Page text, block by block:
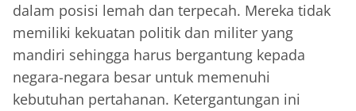
dalam posisi lemah dan terpecah. Mereka tidak
memiliki kekuatan politik dan militer yang
mandiri sehingga harus bergantung kepada
negara-negara besar untuk memenuhi
kebutuhan pertahanan. Ketergantungan ini